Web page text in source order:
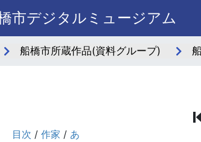
市デジタルミュージアム
船橋市所蔵作品(資料グループ)